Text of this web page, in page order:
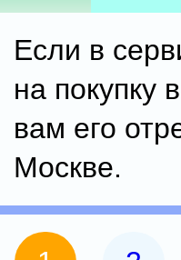
Если в
на покупку
вам его
Москве.